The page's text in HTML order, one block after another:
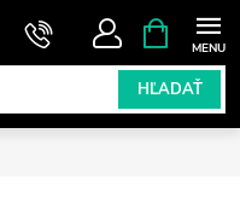
HĽADAŤ
KOŠÍK